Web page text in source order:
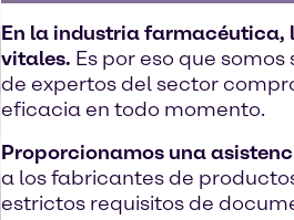
En la industria farmacéutica,
vitales. Es por eso que
de expertos del sector
eficacia en todo momento.
Proporcionamos una
a los fabricantes de
estrictos requisitos de